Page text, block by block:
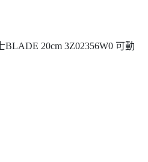
20cm 3Z02356W0 可動